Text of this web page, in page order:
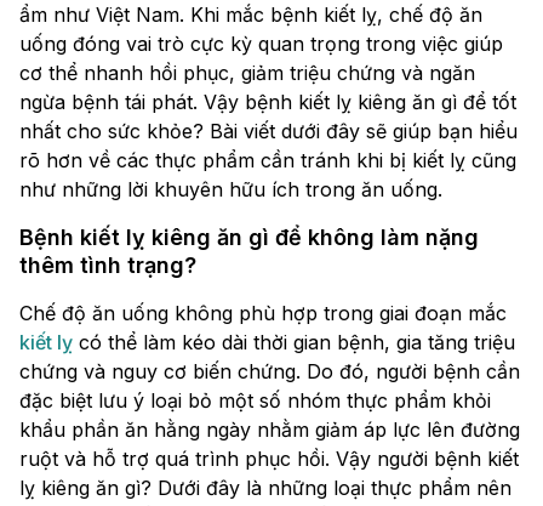
ẩm như Việt Nam. Khi mắc bệnh kiết lỵ, chế độ ăn
uống đóng vai trò cực kỳ quan trọng trong việc giúp
cơ thể nhanh hồi phục, giảm triệu chứng và ngăn
ngừa bệnh tái phát. Vậy bệnh kiết lỵ kiêng ăn gì để tốt
nhất cho sức khỏe? Bài viết dưới đây sẽ giúp bạn hiểu
rõ hơn về các thực phẩm cần tránh khi bị kiết lỵ cũng
như những lời khuyên hữu ích trong ăn uống.
Bệnh kiết lỵ kiêng ăn gì để không làm nặng
thêm tình trạng?
Chế độ ăn uống không phù hợp trong giai đoạn mắc
kiết lỵ có thể làm kéo dài thời gian bệnh, gia tăng triệu
chứng và nguy cơ biến chứng. Do đó, người bệnh cần
đặc biệt lưu ý loại bỏ một số nhóm thực phẩm khỏi
khẩu phần ăn hằng ngày nhằm giảm áp lực lên đường
ruột và hỗ trợ quá trình phục hồi. Vậy người bệnh kiết
lỵ kiêng ăn gì? Dưới đây là những loại thực phẩm nên